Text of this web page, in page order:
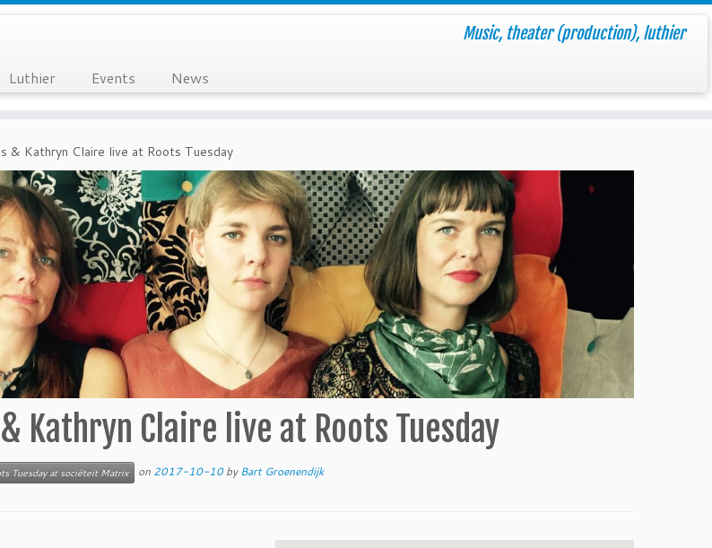
Music, theater (production), luthier
Luthier Events News
& Kathryn Claire live at Roots Tuesday
Kathryn Claire live at Roots Tuesday
Tuesday at sociëteit Matrix on 2017-10-10 byBart Groenendijk